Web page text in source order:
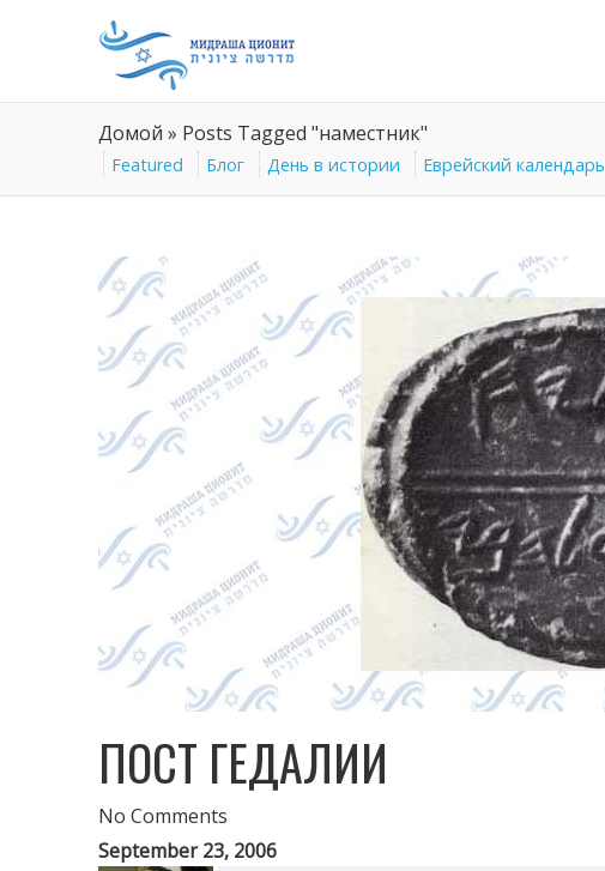
Домой » Posts Tagged "наместник"
Featured Блог День в истории Еврейский календарь
ПОСТ ГЕДАЛИИ
No Comments
September 23, 2006